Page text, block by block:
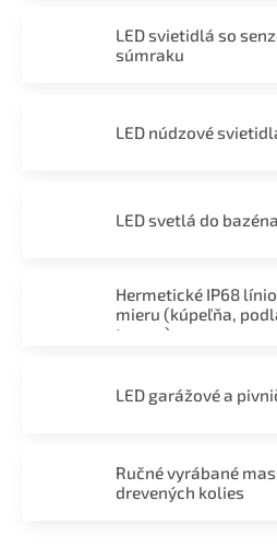
LED svietidlá so
súmraku
LED núdzové
LED svetlá do bazéna
Hermetické IP68
mieru (kúpeľňa,
terasa)
LED garážové a
Ručné vyrábané
drevených kolies